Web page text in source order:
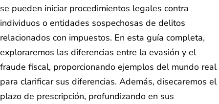
se pueden iniciar procedimientos legales contra
individuos o entidades sospechosas de delitos
relacionados con impuestos. En esta guía completa,
exploraremos las diferencias entre la evasión y el
fraude fiscal, proporcionando ejemplos del mundo real
para clarificar sus diferencias. Además, disecaremos el
plazo de prescripción, profundizando en sus